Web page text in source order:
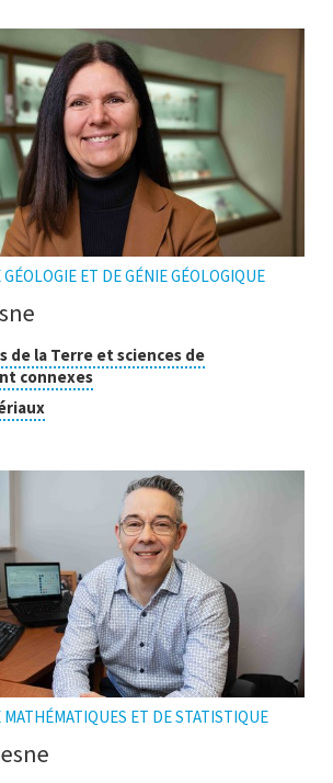
l'infobulle
ET DE GÉNIE GÉOLOGIQUE
de la Terre et sciences de
connexesCliquer
Cliquer
l'infobulle
ET DE STATISTIQUE